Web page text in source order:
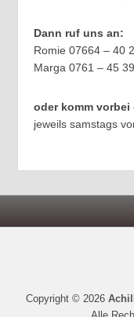
Dann ruf uns an:
Romie 07664 – 40
Marga 0761 – 45
oder komm vorbei
jeweils samstags
Copyright © 2026